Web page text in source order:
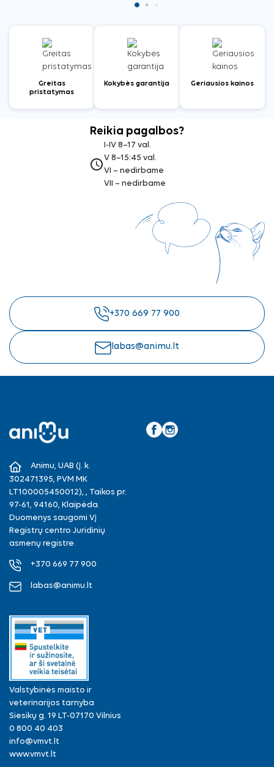
Greitas
pristatymas
Kokybės garantija Geriausios kainos
Reikia pagalbos?
access_time
I-IV 8–17 val.
V 8–15:45 val.
VI – nedirbame
VII – nedirbame
+370 669 77 900
labas@animu.lt
Animu, UAB (Į. k.
302471395, PVM MK
LT100005450012), , Taikos pr.
97-61, 94160, Klaipėda.
Duomenys saugomi VĮ
Registrų centro Juridinių
asmenų registre.
+370 669 77 900
labas@animu.lt
Valstybinės maisto ir
veterinarijos tarnyba
Siesikų g. 19 LT-07170 Vilnius
0 800 40 403
info@vmvt.lt
www.vmvt.lt